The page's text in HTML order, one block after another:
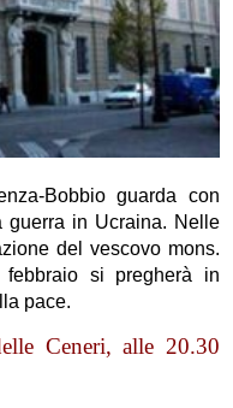
Bobbio guarda con
guerra in Ucraina. Nelle
del vescovo mons.
febbraio si pregherà in
pace.
Ceneri, alle 20.30